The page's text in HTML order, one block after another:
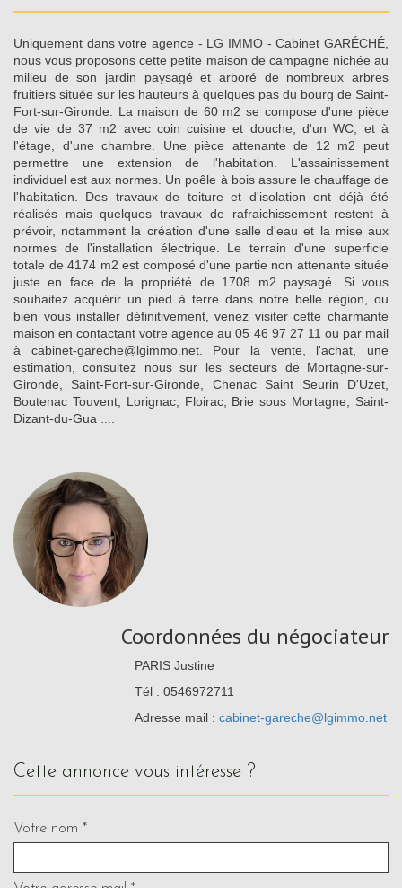
Uniquement dans votre agence - LG IMMO - Cabinet GARÉCHÉ,
nous vous proposons cette petite maison de campagne nichée au
milieu de son jardin paysagé et arboré de nombreux arbres
fruitiers située sur les hauteurs à quelques pas du bourg de Saint-
Fort-sur-Gironde. La maison de 60 m2 se compose d'une pièce
de vie de 37 m2 avec coin cuisine et douche, d'un WC, et à
l'étage, d'une chambre. Une pièce attenante de 12 m2 peut
permettre une extension de l'habitation. L'assainissement
individuel est aux normes. Un poêle à bois assure le chauffage de
l'habitation. Des travaux de toiture et d'isolation ont déjà été
réalisés mais quelques travaux de rafraichissement restent à
prévoir, notamment la création d'une salle d'eau et la mise aux
normes de l'installation électrique. Le terrain d'une superficie
totale de 4174 m2 est composé d'une partie non attenante située
juste en face de la propriété de 1708 m2 paysagé. Si vous
souhaitez acquérir un pied à terre dans notre belle région, ou
bien vous installer définitivement, venez visiter cette charmante
maison en contactant votre agence au 05 46 97 27 11 ou par mail
à cabinet-gareche@lgimmo.net. Pour la vente, l'achat, une
estimation, consultez nous sur les secteurs de Mortagne-sur-
Gironde, Saint-Fort-sur-Gironde, Chenac Saint Seurin D'Uzet,
Boutenac Touvent, Lorignac, Floirac, Brie sous Mortagne, Saint-
Dizant-du-Gua ....
Coordonnées du négociateur
PARIS Justine
Tél : 0546972711
Adresse mail : cabinet-gareche@lgimmo.net
cette annonce vous intéresse ?
Votre nom *